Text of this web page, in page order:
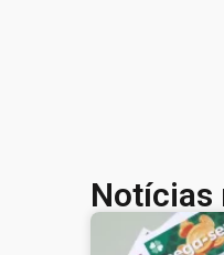
Notícias